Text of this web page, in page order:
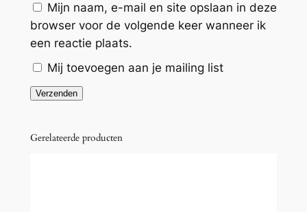
Mijn naam, e-mail en site opslaan in deze
browser voor de volgende keer wanneer ik
een reactie plaats.
Mij toevoegen aan je mailing list
Gerelateerde producten